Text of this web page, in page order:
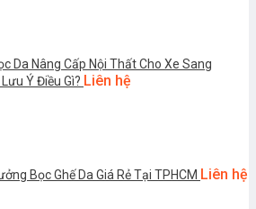
Da Nâng Cấp Nội Thất Cho Xe Sang
Ý Điều Gì? Liên hệ
Bọc Ghế Da Giá Rẻ Tại TPHCM Liên hệ